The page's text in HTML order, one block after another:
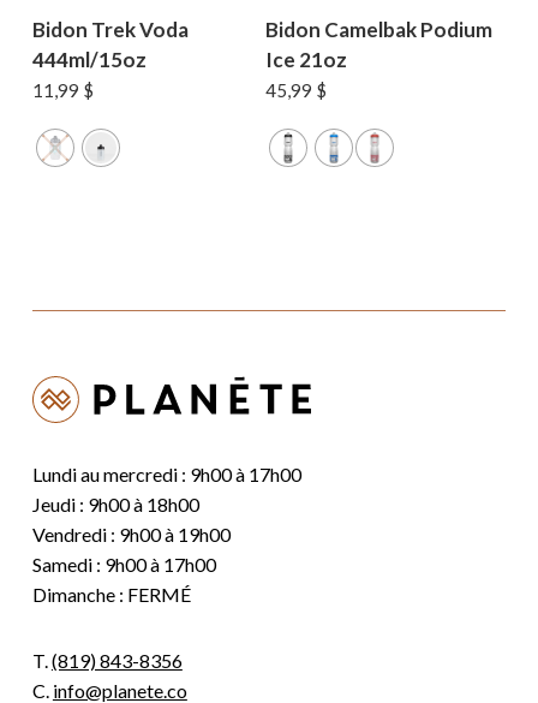
Bidon Trek Voda
444ml/15oz
11,99 $
Bidon Camelbak Podium
Ice 21oz
45,99 $
Lundi au mercredi : 9h00 à 17h00
Jeudi : 9h00 à 18h00
Vendredi : 9h00 à 19h00
Samedi : 9h00 à 17h00
Dimanche : FERMÉ
T.(819) 843-8356
C. info@planete.co